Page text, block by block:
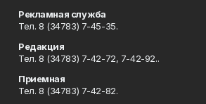
Рекламная служба
Тел. 8 (34783) 7-45-35.
Редакция
Тел. 8 (34783) 7-42-72, 7-42-92..
Приемная
Тел. 8 (34783) 7-42-82.